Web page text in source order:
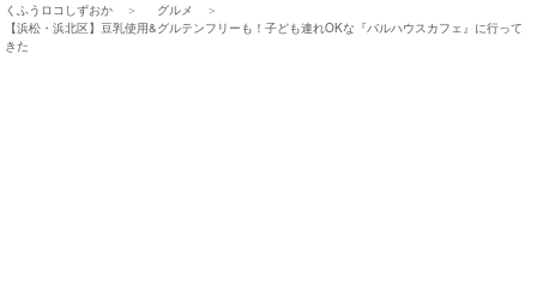
くふうロコしずおか
グルメ
【浜松・浜北区】豆乳使用&グルテンフリーも！子ども連れOKな『バルハウスカフェ』に行って
きた